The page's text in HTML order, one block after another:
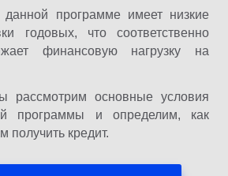
данной программе имеет низкие
годовых, что соответственно
финансовую нагрузку на
рассмотрим основные условия
программы и определим, как
получить кредит.